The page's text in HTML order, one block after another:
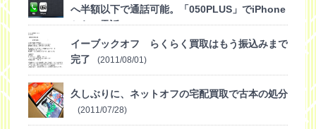
へ半額以下で通話可能。「050PLUS」でiPhone
からIP電話
(2011/08/15)
イーブックオフ らくらく買取はもう振込みまで
完了
(2011/08/01)
久しぶりに、ネットオフの宅配買取で古本の処分
(2011/07/28)